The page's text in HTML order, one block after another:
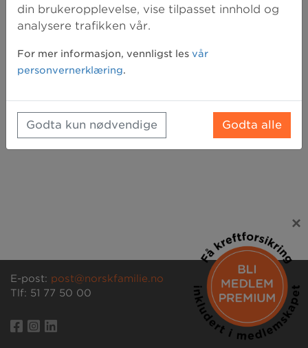
Ja, jeg har lest og godtar
Registrer deg
E-post: post@norskfamilie.no
Tlf: 51 77 50 00
×
din brukeropplevelse, vise tilpasset innhold og
analysere trafikken vår.
For mer informasjon, vennligst les vår
personvernerklæring.
Godta kun nødvendige Godta alle